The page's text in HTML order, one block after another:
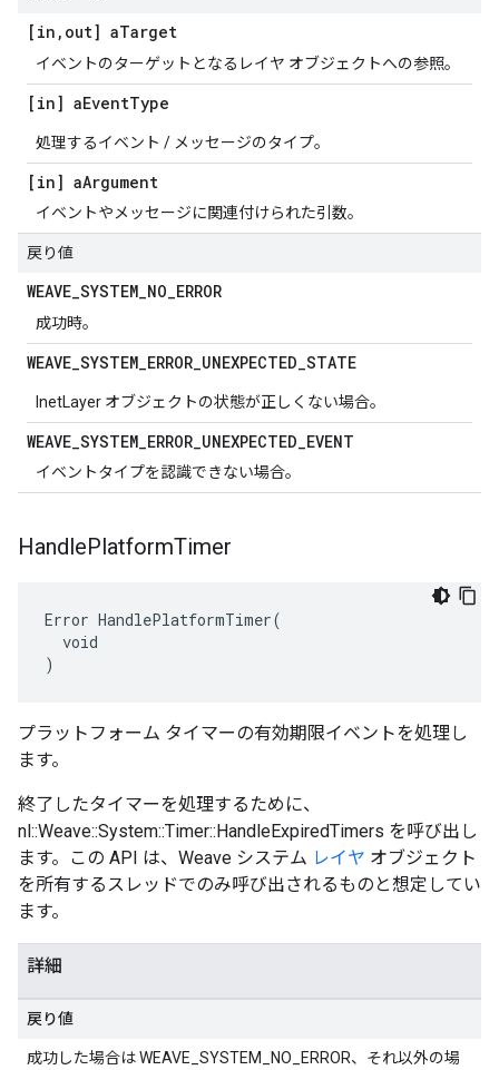
[in , out] aTarget
イベントのターゲットとなるレイヤ オブジェクトへの参照。
[in] aEventType
処理するイベント / メッセージのタイプ。
[in] aArgument
イベントやメッセージに関連付けられた引数。
戻り値
WEAVE_SYSTEM_NO_ERROR
成功時。
WEAVE_SYSTEM_ERROR_UNEXPECTED_STATE
InetLayer オブジェクトの状態が正しくない場合。
WEAVE_SYSTEM_ERROR_UNEXPECTED_EVENT
イベントタイプを認識できない場合。
HandlePlatformTimer
Error HandlePlatformTimer(
  void
)
プラットフォーム タイマーの有効期限イベントを処理し
ます。
終了したタイマーを処理するために、
nl::Weave::System::Timer::HandleExpiredTimers を呼び出し
ます。この API は、Weave システム レイヤ オブジェクト
を所有するスレッドでのみ呼び出されるものと想定してい
ます。
詳細
戻り値
成功した場合は WEAVE_SYSTEM_NO_ERROR、それ以外の場